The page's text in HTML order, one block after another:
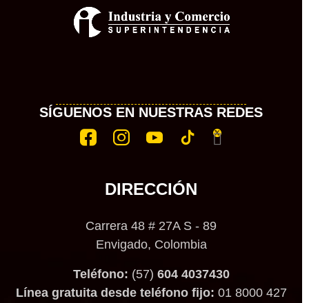
SÍGUENOS EN NUESTRAS REDES
DIRECCIÓN
Carrera 48 # 27A S - 89
Envigado, Colombia
Teléfono: (57) 604 4037430
Línea gratuita desde teléfono fijo: 01 8000 427